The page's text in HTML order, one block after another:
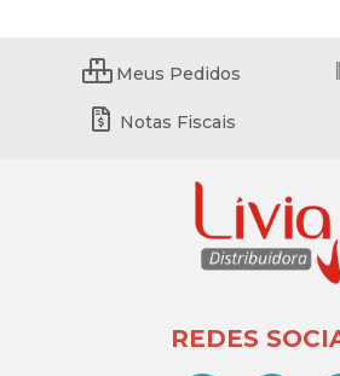
Meus Pedidos
Notas Fiscais
REDES